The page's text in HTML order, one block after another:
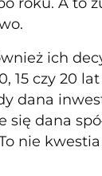
ich
15 czy 20
dana
dana
nie